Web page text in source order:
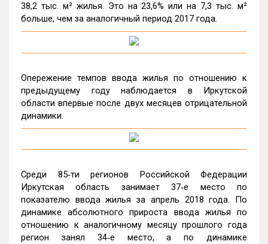
38,2 тыс. м² жилья. Это на 23,6% или на 7,3 тыс. м²
больше, чем за аналогичный период 2017 года.
Опережение темпов ввода жилья по отношению к
предыдущему году наблюдается в Иркутской
области впервые после двух месяцев отрицательной
динамики.
Среди 85‑ти регионов Российской Федерации
Иркутская область занимает 37‑е место по
показателю ввода жилья за апрель 2018 года. По
динамике абсолютного прироста ввода жилья по
отношению к аналогичному месяцу прошлого года
регион занял 34‑е место, а по динамике